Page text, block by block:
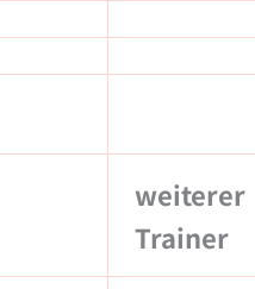
weiterer
Trainer